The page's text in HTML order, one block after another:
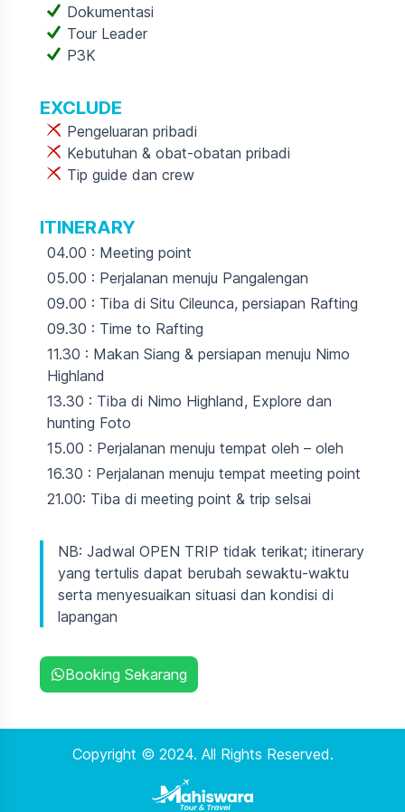
Dokumentasi
Tour Leader
P3K
EXCLUDE
Pengeluaran pribadi
Kebutuhan & obat-obatan pribadi
Tip guide dan crew
ITINERARY
04.00 : Meeting point
05.00 : Perjalanan menuju Pangalengan
09.00 : Tiba di Situ Cileunca, persiapan Rafting
09.30 : Time to Rafting
11.30 : Makan Siang & persiapan menuju Nimo
Highland
13.30 : Tiba di Nimo Highland, Explore dan
hunting Foto
15.00 : Perjalanan menuju tempat oleh – oleh
16.30 : Perjalanan menuju tempat meeting point
21.00: Tiba di meeting point & trip selsai
NB: Jadwal OPEN TRIP tidak terikat; itinerary
yang tertulis dapat berubah sewaktu-waktu
serta menyesuaikan situasi dan kondisi di
lapangan
Booking Sekarang
Copyright © 2024. All Rights Reserved.